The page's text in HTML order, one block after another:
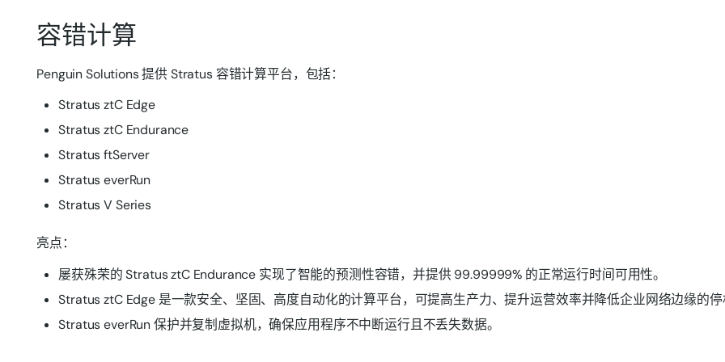
容错计算
Penguin Solutions 提供 Stratus 容错计算平台，包括：
Stratus ztC Edge
Stratus ztC Endurance
Stratus ftServer
Stratus everRun
Stratus V Series
亮点：
屡获殊荣的 Stratus ztC Endurance 实现了智能的预测性容错，并提供 99.99999% 的正常运行时间可用性。
Stratus ztC Edge 是一款安全、坚固、高度自动化的计算平台，可提高生产力、提升运营效率并降低企业网络边缘的停
Stratus everRun 保护并复制虚拟机，确保应用程序不中断运行且不丢失数据。